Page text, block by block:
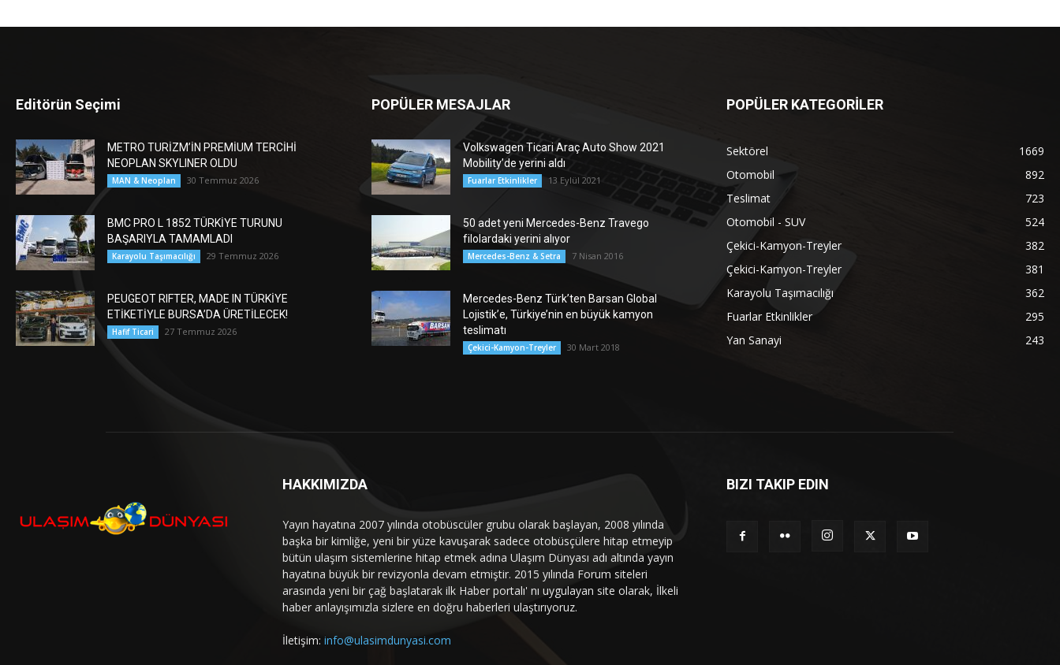
Editörün Seçimi
METRO TURİZM’İN PREMİUM TERCİHİ
NEOPLAN SKYLINER OLDU
MAN & Neoplan 30 Temmuz 2026
BMC PRO L 1852 TÜRKİYE TURUNU
BAŞARIYLA TAMAMLADI
Karayolu Taşımacılığı 29 Temmuz 2026
PEUGEOT RIFTER, MADE IN TÜRKİYE
ETİKETİYLE BURSA’DA ÜRETİLECEK!
Hafif Ticari 27 Temmuz 2026
POPÜLER MESAJLAR
Volkswagen Ticari Araç Auto Show 2021
Mobility’de yerini aldı
Fuarlar Etkinlikler 13 Eylül 2021
50 adet yeni Mercedes-Benz Travego
filolardaki yerini alıyor
Mercedes-Benz & Setra 7 Nisan 2016
Mercedes-Benz Türk’ten Barsan Global
Lojistik’e, Türkiye’nin en büyük kamyon
teslimatı
Çekici-Kamyon-Treyler 30 Mart 2018
POPÜLER KATEGORİLER
Sektörel
1669
Otomobil
892
Teslimat
723
Otomobil - SUV
524
Çekici-Kamyon-Treyler
382
Çekici-Kamyon-Treyler
381
Karayolu Taşımacılığı
362
Fuarlar Etkinlikler
295
Yan Sanayi
243
HAKKIMIZDA
Yayın hayatına 2007 yılında otobüscüler grubu olarak başlayan, 2008 yılında
başka bir kimliğe, yeni bir yüze kavuşarak sadece otobüsçülere hitap etmeyip
bütün ulaşım sistemlerine hitap etmek adına Ulaşım Dünyası adı altında yayın
hayatına büyük bir revizyonla devam etmiştir. 2015 yılında Forum siteleri
arasında yeni bir çağ başlatarak ilk Haber portalı' nı uygulayan site olarak, İlkeli
haber anlayışımızla sizlere en doğru haberleri ulaştırıyoruz.
İletişim: info@ulasimdunyasi.com
BIZI TAKIP EDIN